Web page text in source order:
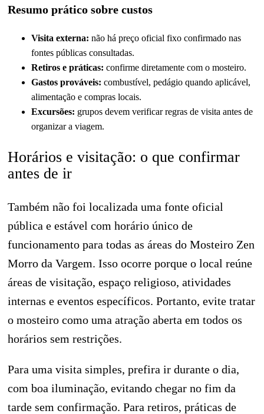
Resumo prático sobre custos
Visita externa: não há preço oficial fixo confirmado nas
fontes públicas consultadas.
Retiros e práticas: confirme diretamente com o mosteiro.
Gastos prováveis: combustível, pedágio quando aplicável,
alimentação e compras locais.
Excursões: grupos devem verificar regras de visita antes de
organizar a viagem.
Horários e visitação: o que confirmar
antes de ir
Também não foi localizada uma fonte oficial
pública e estável com horário único de
funcionamento para todas as áreas do Mosteiro Zen
Morro da Vargem. Isso ocorre porque o local reúne
áreas de visitação, espaço religioso, atividades
internas e eventos específicos. Portanto, evite tratar
o mosteiro como uma atração aberta em todos os
horários sem restrições.
Para uma visita simples, prefira ir durante o dia,
com boa iluminação, evitando chegar no fim da
tarde sem confirmação. Para retiros, práticas de